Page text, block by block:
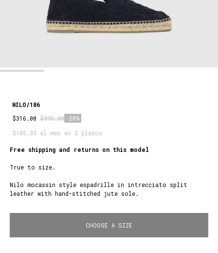
NILO/186
$316.00 $395.00 -20%
$105,33 al mes en 3 plazos
Free shipping and returns on this model
True to size.
Nilo mocassin style espadrille in intrecciato split
leather with hand-stitched jute sole.
CHOOSE A SIZE